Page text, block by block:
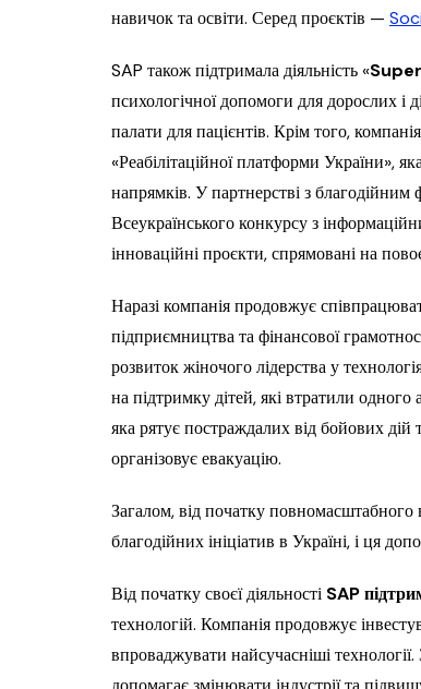
навичок та освіти. Серед проєктів —
SAP також підтримала діяльність «
психологічної допомоги для дорослих і
палати для пацієнтів. Крім того,
«Реабілітаційної платформи України»,
напрямків. У партнерстві з благодійним
Всеукраїнського конкурсу з
інноваційні проєкти, спрямовані на
Наразі компанія продовжує
підприємництва та фінансової
розвиток жіночого лідерства у
на підтримку дітей, які втратили
яка рятує постраждалих від бойових
організовує евакуацію.
Загалом, від початку повномасштабного
благодійних ініціатив в Україні, і ця
Від початку своєї діяльності SAP
технологій. Компанія продовжує
впроваджувати найсучасніші